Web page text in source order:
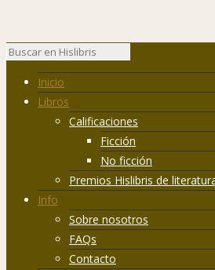
Inicio
Libros
Calificaciones
Ficción
No ficción
Premios Hislibris de
Info
Sobre nosotros
FAQs
Contacto